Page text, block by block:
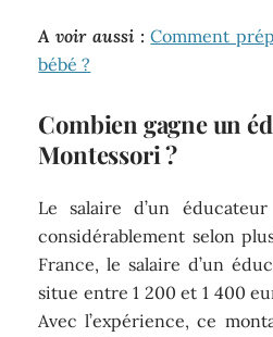
A voir aussi : Comment
bébé ?
Combien gagne un
Montessori ?
Le salaire d’un
considérablement selon
France, le salaire d’un
situe entre 1 200 et 1 400
Avec l’expérience, ce